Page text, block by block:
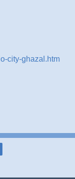
city-ghazal.htm